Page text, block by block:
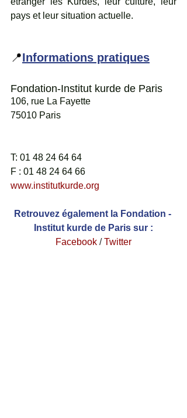
pays et leur situation actuelle.
📍Informations pratiques
Fondation-Institut kurde de Paris
106, rue La Fayette
75010 Paris
T: 01 48 24 64 64
F : 01 48 24 64 66
www.institutkurde.org
Retrouvez également la Fondation -
Institut kurde de Paris sur :
Facebook / Twitter